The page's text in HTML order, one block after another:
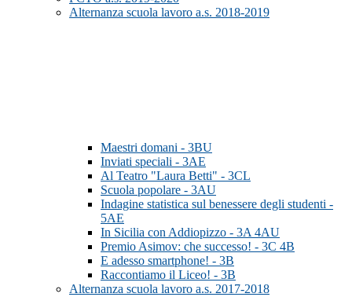
Alternanza scuola lavoro a.s. 2018-2019
Maestri domani - 3BU
Inviati speciali - 3AE
Al Teatro "Laura Betti" - 3CL
Scuola popolare - 3AU
Indagine statistica sul benessere degli studenti -
5AE
In Sicilia con Addiopizzo - 3A 4AU
Premio Asimov: che successo! - 3C 4B
E adesso smartphone! - 3B
Raccontiamo il Liceo! - 3B
Alternanza scuola lavoro a.s. 2017-2018